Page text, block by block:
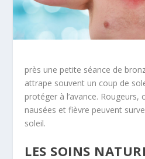
près une petite séance de
attrape souvent un coup de
protéger à l’avance. Rougeurs,
nausées et fièvre peuvent
soleil.
LES SOINS